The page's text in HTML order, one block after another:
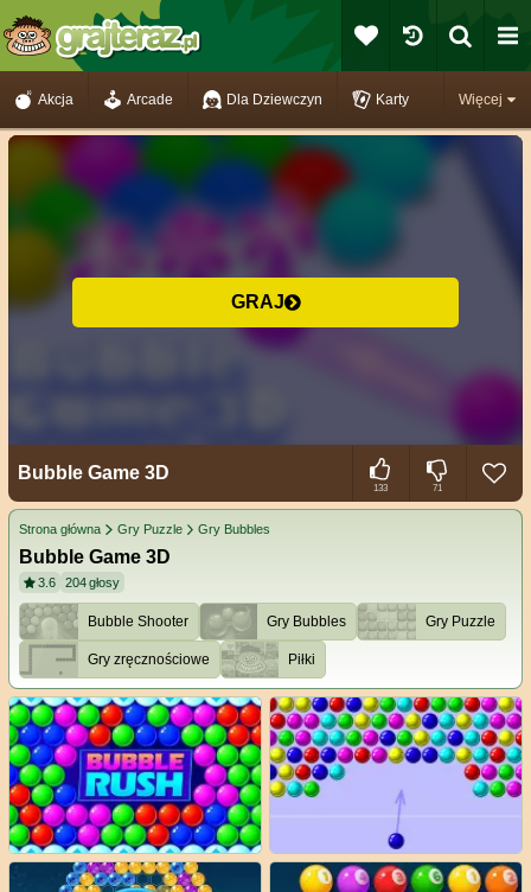
Więcej
Akcja Arcade Dla Dziewczyn Karty
GRAJ
Bubble Game 3D
133 71
Strona główna Gry Puzzle Gry Bubbles
Bubble Game 3D
3.6 204głosy
Bubble Shooter Gry Bubbles Gry Puzzle
Gry zręcznościowe Piłki